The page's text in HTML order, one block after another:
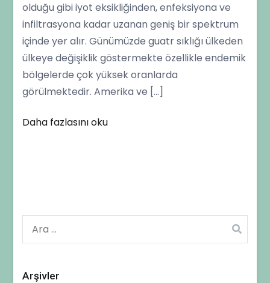
olduğu gibi iyot eksikliğinden, enfeksiyona ve
infiltrasyona kadar uzanan geniş bir spektrum
içinde yer alır. Günümüzde guatr sıklığı ülkeden
ülkeye değişiklik göstermekte özellikle endemik
bölgelerde çok yüksek oranlarda
görülmektedir. Amerika ve […]
Daha fazlasını oku
Arama:
Arşivler